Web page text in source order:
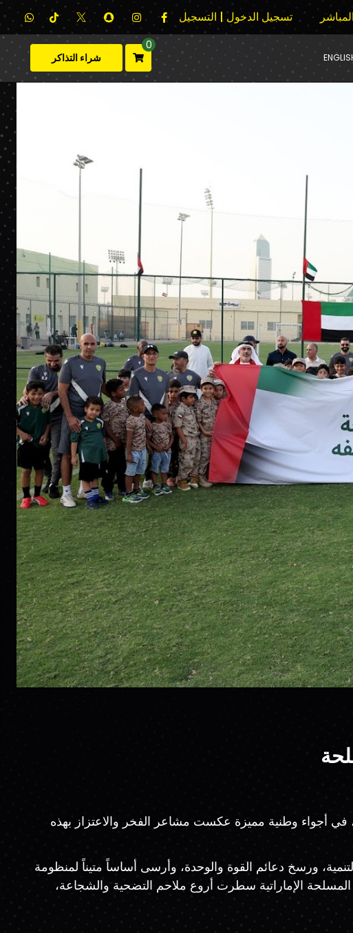
تسجيل الدخول | التسجيل
0
شراء التذاكر
الإمارات العربية المتحدة، في أجواء وطنية مميزة عكست مشاعر الفخر والاعتزاز بهذه
دعامة أساسية لمسيرة الاتحاد والتنمية، ورسخ دعائم القوة والوحدة، وأرسى أساساً متيناً لمنظومة
الإماراتية سطرت أروع ملاحم التضحية والشجاعة،